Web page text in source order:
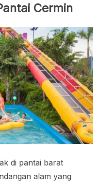
Cermin
di pantai barat
alam yang